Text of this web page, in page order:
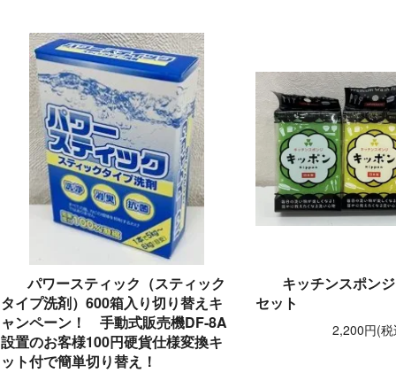
パワースティック（スティック
タイプ洗剤）600箱入り切り替えキ
ャンペーン！ 手動式販売機DF-8A
設置のお客様100円硬貨仕様変換キ
ット付で簡単切り替え！
キッチンスポン
セット
2,200円(税